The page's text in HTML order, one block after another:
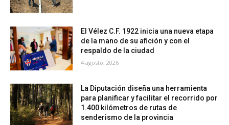
El Vélez C.F. 1922 inicia una nueva etapa
de la mano de su afición y con el
respaldo de la ciudad
4 agosto, 2026
La Diputación diseña una herramienta
para planificar y facilitar el recorrido por
1.400 kilómetros de rutas de
senderismo de la provincia